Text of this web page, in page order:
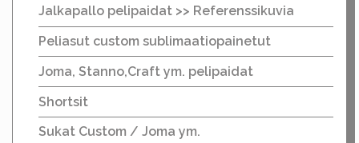
Jalkapallo pelipaidat >> Referenssikuvia
Peliasut custom sublimaatiopainetut
Joma, Stanno,Craft ym. pelipaidat
Shortsit
Sukat Custom / Joma ym.